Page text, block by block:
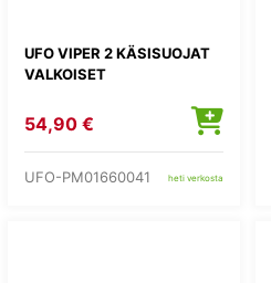
UFO VIPER 2 KÄSISUOJAT
VALKOISET
54,90 €
UFO-PM01660041 heti verkosta